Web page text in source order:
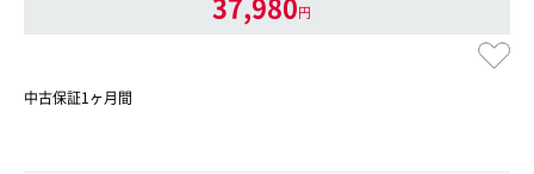
円
中古保証1ヶ月間